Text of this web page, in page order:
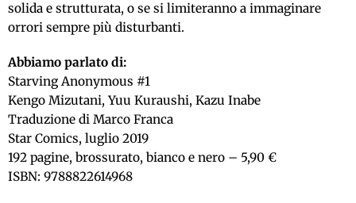
solida e strutturata, o se si limiteranno a immaginare
orrori sempre più disturbanti.
Abbiamo parlato di:
Starving Anonymous #1
Kengo Mizutani, Yuu Kuraushi, Kazu Inabe
Traduzione di Marco Franca
Star Comics, luglio 2019
192 pagine, brossurato, bianco e nero – 5,90 €
ISBN: 9788822614968